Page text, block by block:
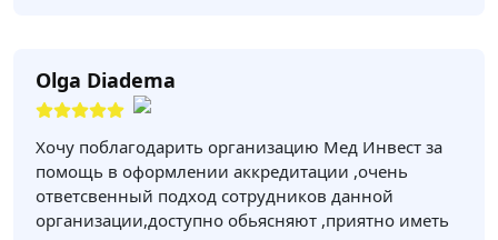
Olga Diadema
Хочу поблагодарить организацию Мед Инвест за
помощь в оформлении аккредитации ,очень
ответсвенный подход сотрудников данной
организации,доступно обьясняют ,приятно иметь